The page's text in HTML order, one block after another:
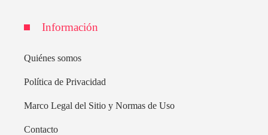
Información
Quiénes somos
Política de Privacidad
Marco Legal del Sitio y Normas de Uso
Contacto